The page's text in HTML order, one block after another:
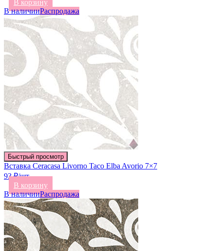
В корзину
В наличииРаспродажа
Быстрый просмотр
Вставка Ceracasa Livorno Taco Elba Avorio 7×7
93 ₽/шт
В корзину
В наличииРаспродажа